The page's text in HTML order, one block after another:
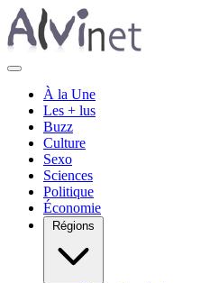
À la Une
Les + lus
Buzz
Culture
Sexo
Sciences
Politique
Économie
Régions